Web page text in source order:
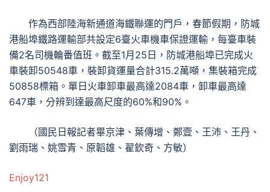
作為西部陸海新通道海鐵聯運的門戶，春節假期，防城
港船埠鐵路運輸部共設定6臺火車機車保證運輸，每臺車裝
備2名司機輪番值班。截至1月25日，防城港船埠已完成火
車裝卸50548車，裝卸貨運量合計315.2萬噸，集裝箱完成
50858標箱。單日火車卸車最高達2084車，卸車最高達
647車，分辨到達最高尺度的60%和90%。
（國民日報記者畢京津、葉傳增、鄭壹、王沛、王丹、
劉雨瑞、姚雪青、原韜雄、翟欽奇、方敏）
Enjoy121